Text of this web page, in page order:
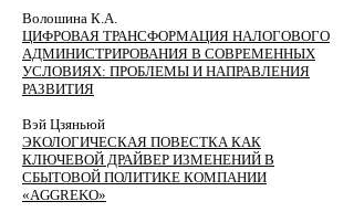
Волошина К.А.
ЦИФРОВАЯ ТРАНСФОРМАЦИЯ НАЛОГОВОГО
АДМИНИСТРИРОВАНИЯ В СОВРЕМЕННЫХ
УСЛОВИЯХ: ПРОБЛЕМЫ И НАПРАВЛЕНИЯ
РАЗВИТИЯ
Вэй Цзяньюй
ЭКОЛОГИЧЕСКАЯ ПОВЕСТКА КАК
КЛЮЧЕВОЙ ДРАЙВЕР ИЗМЕНЕНИЙ В
СБЫТОВОЙ ПОЛИТИКЕ КОМПАНИИ
«AGGREKO»